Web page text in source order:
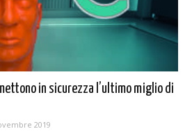
in sicurezza l’ultimo miglio di
2019